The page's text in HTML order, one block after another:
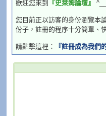
歡迎您來到 『史萊姆論壇』
您目前正以訪客的身份瀏覽本
份子，註冊的程序十分簡單、
請點擊這裡： 『註冊成為我們